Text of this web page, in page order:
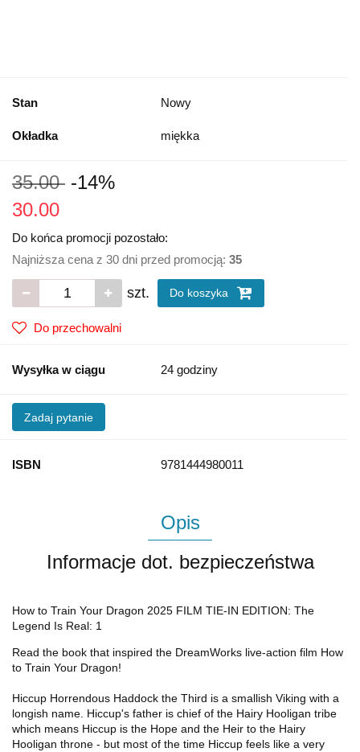
Stan Nowy
Okładka miękka
35.00 -14%
30.00
Do końca promocji pozostało:
Najniższa cena z 30 dni przed promocją: 35
szt. Do koszyka
Do przechowalni
Wysyłka w ciągu 24 godziny
Zadaj pytanie
ISBN 9781444980011
Opis
Informacje dot. bezpieczeństwa
How to Train Your Dragon 2025 FILM TIE-IN EDITION: The
Legend Is Real: 1
Read the book that inspired the DreamWorks live-action film How
to Train Your Dragon!
Hiccup Horrendous Haddock the Third is a smallish Viking with a
longish name. Hiccup's father is chief of the Hairy Hooligan tribe
which means Hiccup is the Hope and the Heir to the Hairy
Hooligan throne - but most of the time Hiccup feels like a very